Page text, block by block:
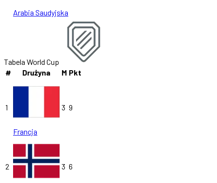
Arabia Saudyjska
Tabela World Cup
#
Drużyna M Pkt
1
Francja
3 9
2 3 6